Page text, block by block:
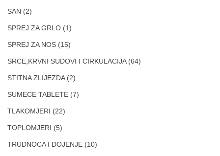
SAN (2)
SPREJ ZA GRLO (1)
SPREJ ZA NOS (15)
SRCE,KRVNI SUDOVI I CIRKULACIJA (64)
STITNA ZLIJEZDA (2)
SUMECE TABLETE (7)
TLAKOMJERI (22)
TOPLOMJERI (5)
TRUDNOCA I DOJENJE (10)